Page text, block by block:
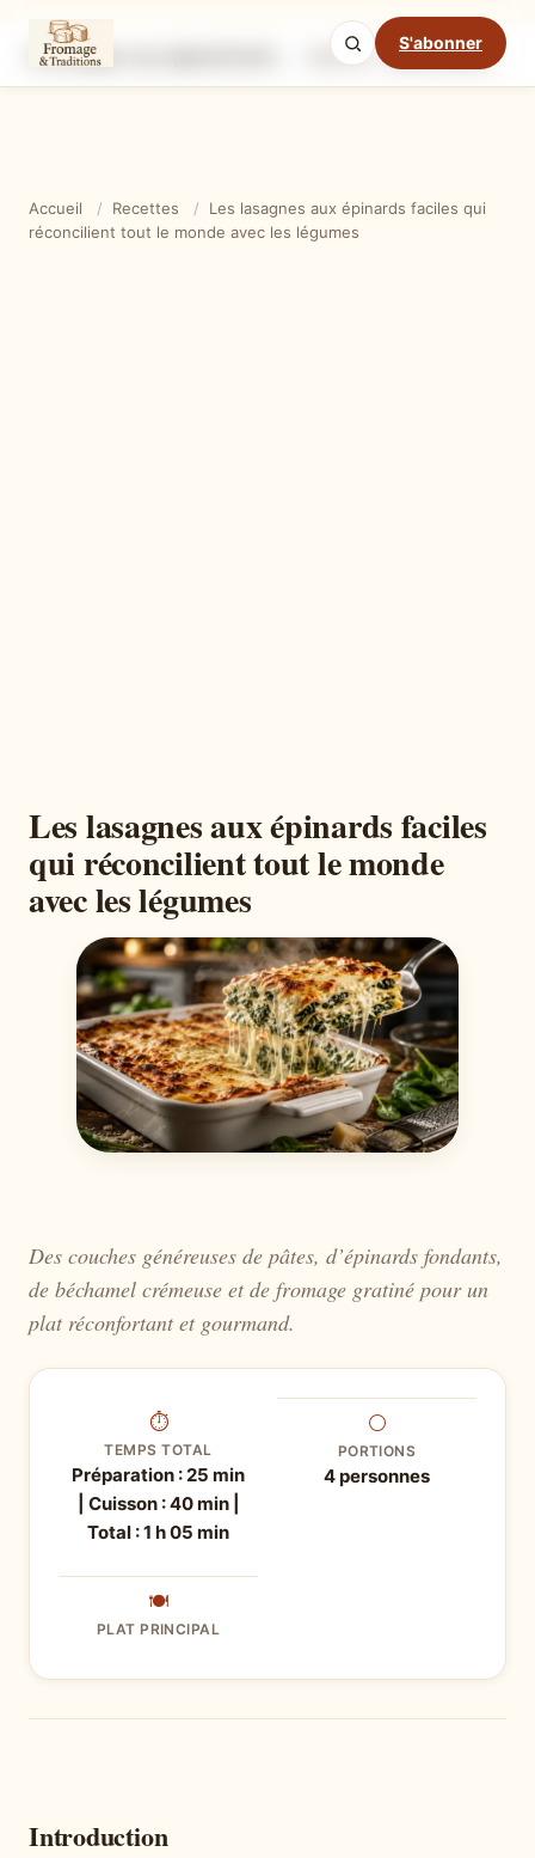
S'abonner
Ingrédients Étapes
Mode cuisine
Accueil / Recettes /
Les lasagnes aux épinards faciles qui
réconcilient tout le monde avec les légumes
Les lasagnes aux épinards faciles
qui réconcilient tout le monde
avec les légumes
Des couches généreuses de pâtes, d’épinards fondants,
de béchamel crémeuse et de fromage gratiné pour un
plat réconfortant et gourmand.
⏱
TEMPS TOTAL
Préparation : 25 min
| Cuisson : 40 min |
Total : 1 h 05 min
⚪
PORTIONS
4 personnes
🍽
PLAT PRINCIPAL
Introduction